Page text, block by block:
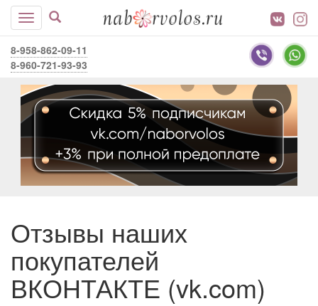
8-958-862-09-11
8-960-721-93-93
Отзывы наших
покупателей
ВКОНТАКТЕ (vk.com)